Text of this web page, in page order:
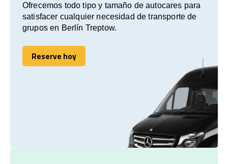
Ofrecemos todo tipo y tamaño de autocares para
satisfacer cualquier necesidad de transporte de
grupos en Berlín Treptow.
Reserve hoy
Reserve hoy